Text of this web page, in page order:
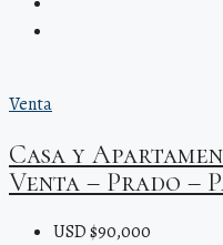
Venta
Casa y
Venta – Prado –
USD $90,000